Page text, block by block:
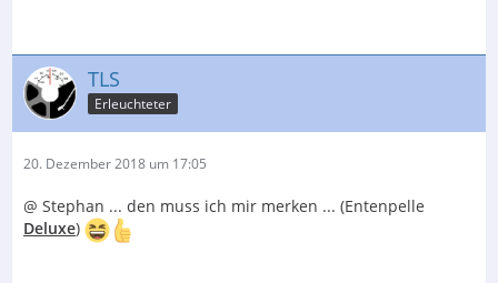
TLS
Erleuchteter
20. Dezember 2018 um 17:05
@ Stephan ... den muss ich mir merken ... (Entenpelle
Deluxe)